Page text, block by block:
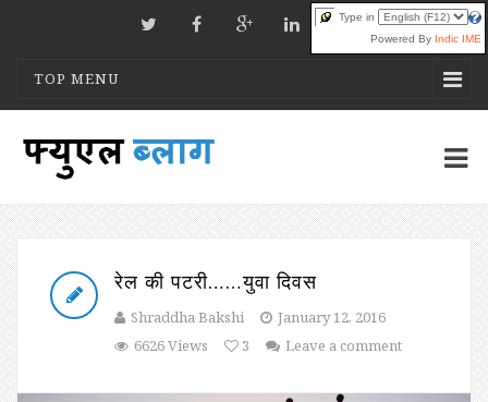
TOP MENU
रेल की पटरी……युवा दिवस
Shraddha Bakshi
January 12, 2016
6626 Views
3 Leave a comment
Type in
Powered By Indic IME